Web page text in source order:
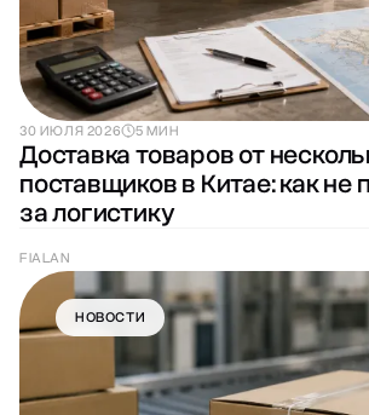
30 ИЮЛЯ 2026 5 МИН
Доставка товаров от
поставщиков в Китае: как не
за логистику
FIALAN
НОВОСТИ